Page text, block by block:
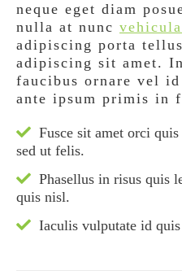
neque eget diam
nulla at nunc vehicula
adipiscing porta
adipiscing sit amet.
faucibus ornare vel
ante ipsum primis in
Fusce sit amet orci
sed ut felis.
Phasellus in risus quis
quis nisl.
Iaculis vulputate id